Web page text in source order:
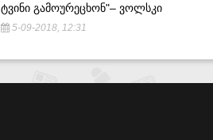
ᲢᲕᲘᲜᲘ ᲒᲐᲛᲝᲣᲠᲔᲪᲮᲝᲜ"– ᲕᲝᲚᲡᲙᲘ
5-09-2018, 12:31